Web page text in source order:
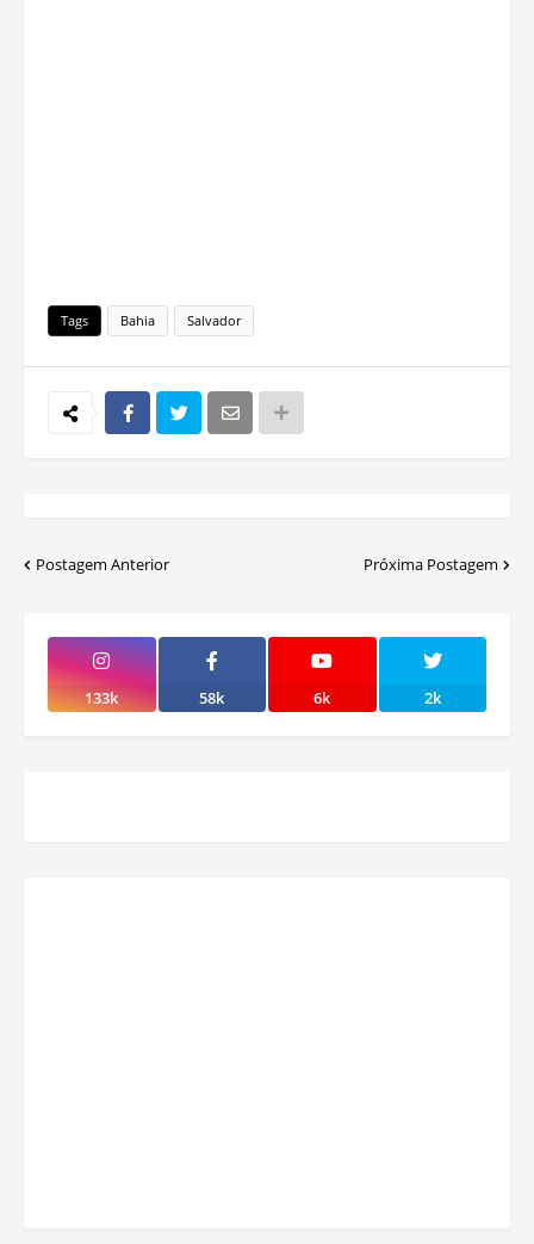
Tags Bahia Salvador
Postagem Anterior Próxima Postagem
133k 58k 6k 2k